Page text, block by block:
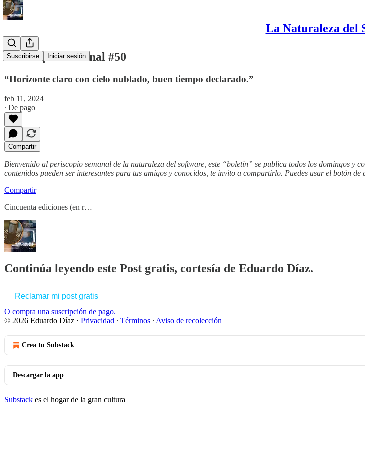
La Naturaleza del
Suscribirse Iniciar sesión
Periscopio Semanal #50
“Horizonte claro con cielo nublado, buen tiempo declarado.”
feb 11, 2024
∙ De pago
Compartir
Bienvenido al periscopio semanal de la naturaleza del software, este “boletín” se publica todos los domingos y
contenidos pueden ser interesantes para tus amigos y conocidos, te invito a compartirlo. Puedes usar el botón
Compartir
Cincuenta ediciones (en r…
Continúa leyendo este Post gratis, cortesía de Eduardo Díaz.
Reclamar mi post gratis
O compra una suscripción de pago.
© 2026 Eduardo Díaz · Privacidad ∙ Términos ∙ Aviso de recolección
Crea tu Substack
Descargar la app
Substack es el hogar de la gran cultura